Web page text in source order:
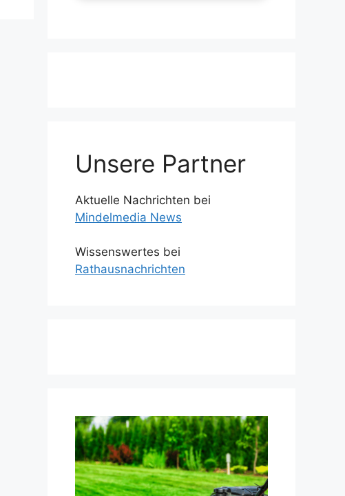
Unsere Partner
Aktuelle Nachrichten bei
Mindelmedia News
Wissenswertes bei
Rathausnachrichten